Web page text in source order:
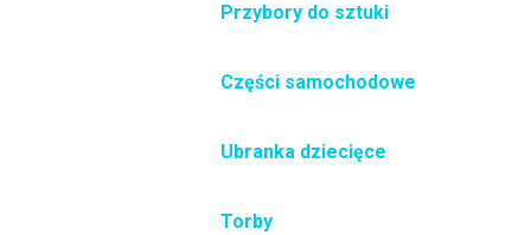
Przybory do sztuki
Części samochodowe
Ubranka dziecięce
Torby